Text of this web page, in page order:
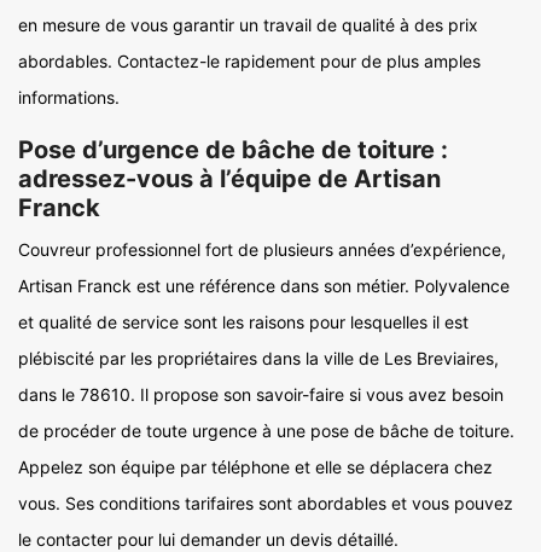
en mesure de vous garantir un travail de qualité à des prix
abordables. Contactez-le rapidement pour de plus amples
informations.
Pose d’urgence de bâche de toiture :
adressez-vous à l’équipe de Artisan
Franck
Couvreur professionnel fort de plusieurs années d’expérience,
Artisan Franck est une référence dans son métier. Polyvalence
et qualité de service sont les raisons pour lesquelles il est
plébiscité par les propriétaires dans la ville de Les Breviaires,
dans le 78610. Il propose son savoir-faire si vous avez besoin
de procéder de toute urgence à une pose de bâche de toiture.
Appelez son équipe par téléphone et elle se déplacera chez
vous. Ses conditions tarifaires sont abordables et vous pouvez
le contacter pour lui demander un devis détaillé.